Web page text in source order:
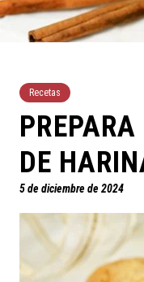
Recetas
DE
5 de diciembre de 2024